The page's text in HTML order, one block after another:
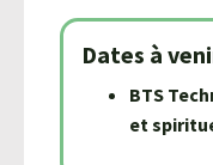
Dates à
BTS
et